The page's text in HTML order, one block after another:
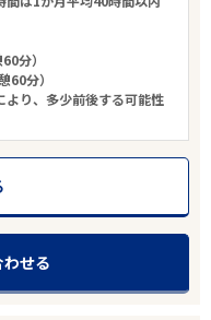
分）
60分）
り、多少前後する可能性
せる